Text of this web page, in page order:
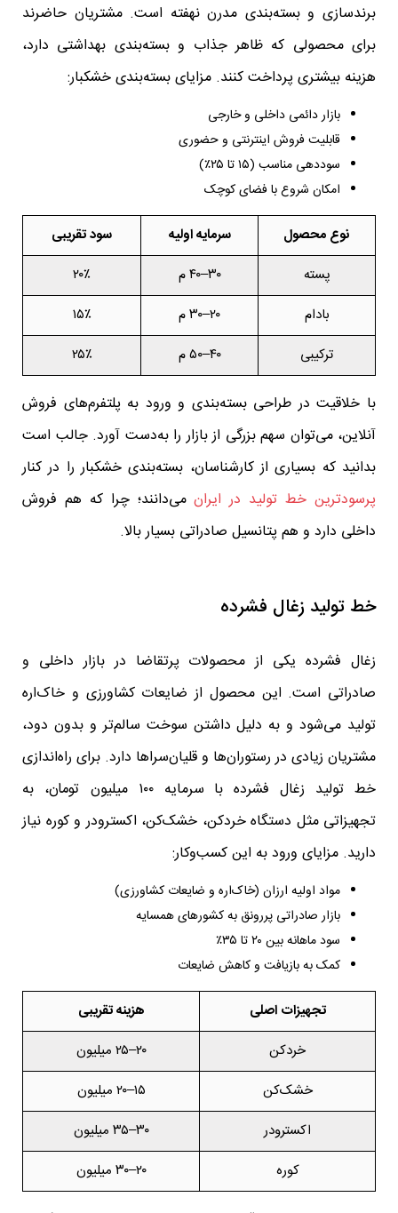
برندسازی و بسته‌بندی مدرن نهفته است. مشتریان حاضرند
برای محصولی که ظاهر جذاب و بسته‌بندی بهداشتی دارد،
هزینه بیشتری پرداخت کنند. مزایای بسته‌بندی خشکبار:
بازار دائمی داخلی و خارجی
قابلیت فروش اینترنتی و حضوری
سوددهی مناسب (۱۵ تا ۲۵٪)
امکان شروع با فضای کوچک
نوع محصول سرمایه اولیه
سود تقریبی
پسته
۳۰–۴۰ م
۲۰٪
بادام
۲۰–۳۰ م
۱۵٪
ترکیبی
۴۰–۵۰ م ۲۵٪
با خلاقیت در طراحی بسته‌بندی و ورود به پلتفرم‌های فروش
آنلاین، می‌توان سهم بزرگی از بازار را به‌دست آورد. جالب است
بدانید که بسیاری از کارشناسان، بسته‌بندی خشکبار را در کنار
پرسودترین خط تولید در ایرانمی‌دانند؛ چرا که هم فروش
داخلی دارد و هم پتانسیل صادراتی بسیار بالا.
خط تولید زغال فشرده
زغال فشرده یکی از محصولات پرتقاضا در بازار داخلی و
صادراتی است. این محصول از ضایعات کشاورزی و خاک‌اره
تولید می‌شود و به دلیل داشتن سوخت سالم‌تر و بدون دود،
مشتریان زیادی در رستوران‌ها و قلیان‌سراها دارد. برای راه‌اندازی
خط تولید زغال فشرده با سرمایه ۱۰۰ میلیون تومان، به
تجهیزاتی مثل دستگاه خردکن، خشک‌کن، اکسترودر و کوره نیاز
دارید. مزایای ورود به این کسب‌وکار:
مواد اولیه ارزان (خاک‌اره و ضایعات کشاورزی)
بازار صادراتی پررونق به کشورهای همسایه
سود ماهانه بین ۲۰ تا ۳۵٪
کمک به بازیافت و کاهش ضایعات
تجهیزات اصلی
هزینه تقریبی
خردکن
۲۰–۲۵ میلیون
خشک‌کن
۱۵–۲۰ میلیون
اکسترودر
۳۰–۳۵ میلیون
کوره
۲۰–۳۰ میلیون